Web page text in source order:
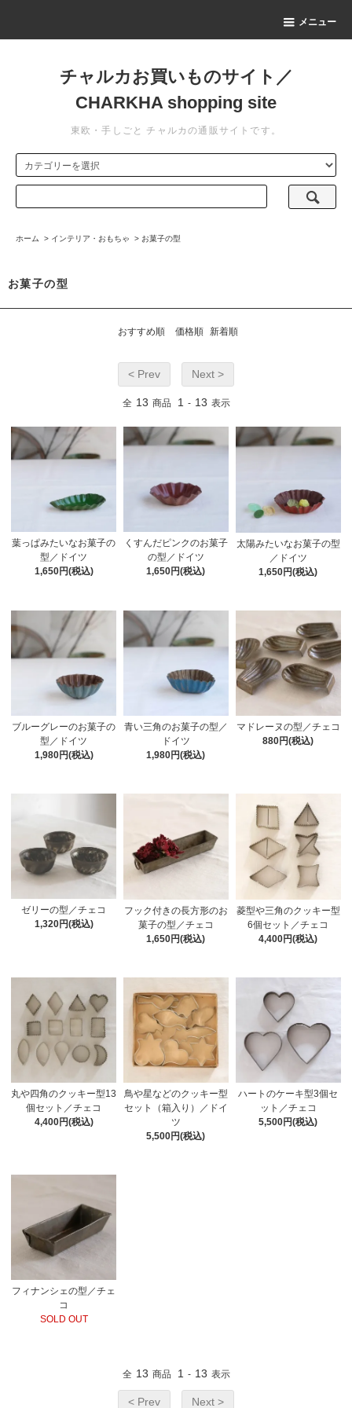
メニュー
チャルカお買いものサイト／
CHARKHA shopping site
東欧・手しごと チャルカの通販サイトです。
ホーム > インテリア・おもちゃ > お菓子の型
お菓子の型
おすすめ順 価格順 新着順
< Prev Next >
全 13 商品 1 - 13 表示
葉っぱみたいなお菓子の
型／ドイツ
1,650円(税込)
くすんだピンクのお菓子
の型／ドイツ
1,650円(税込)
太陽みたいなお菓子の型
／ドイツ
1,650円(税込)
ブルーグレーのお菓子の
型／ドイツ
1,980円(税込)
青い三角のお菓子の型／
ドイツ
1,980円(税込)
マドレーヌの型／チェコ
880円(税込)
ゼリーの型／チェコ
1,320円(税込)
フック付きの長方形のお
菓子の型／チェコ
1,650円(税込)
菱型や三角のクッキー型
6個セット／チェコ
4,400円(税込)
丸や四角のクッキー型13
個セット／チェコ
4,400円(税込)
鳥や星などのクッキー型
セット（箱入り）／ドイ
ツ
5,500円(税込)
ハートのケーキ型3個セ
ット／チェコ
5,500円(税込)
フィナンシェの型／チェ
コ
SOLD OUT
全 13 商品 1 - 13 表示
< Prev Next >